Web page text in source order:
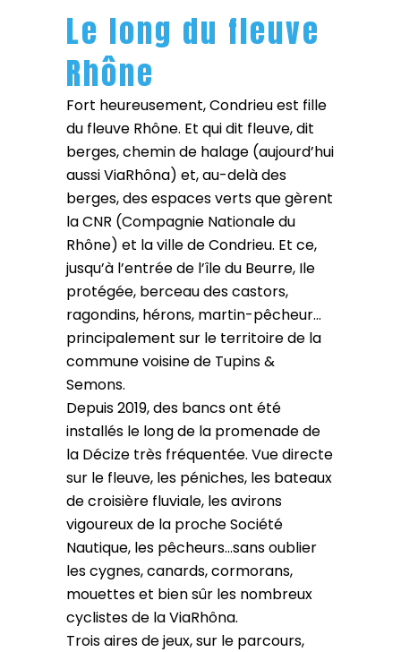
Le long du fleuve
Rhône
Fort heureusement, Condrieu est fille
du fleuve Rhône. Et qui dit fleuve, dit
berges, chemin de halage (aujourd’hui
aussi ViaRhôna) et, au-delà des
berges, des espaces verts que gèrent
la CNR (Compagnie Nationale du
Rhône) et la ville de Condrieu. Et ce,
jusqu’à l’entrée de l’île du Beurre, Ile
protégée, berceau des castors,
ragondins, hérons, martin-pêcheur…
principalement sur le territoire de la
commune voisine de Tupins &
Semons.
Depuis 2019, des bancs ont été
installés le long de la promenade de
la Décize très fréquentée. Vue directe
sur le fleuve, les péniches, les bateaux
de croisière fluviale, les avirons
vigoureux de la proche Société
Nautique, les pêcheurs…sans oublier
les cygnes, canards, cormorans,
mouettes et bien sûr les nombreux
cyclistes de la ViaRhôna.
Trois aires de jeux, sur le parcours,